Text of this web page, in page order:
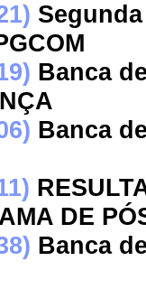
Banca
Banca
DE
Banca